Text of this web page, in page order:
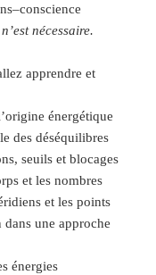
nécessaire.
apprendre et
énergétique
des déséquilibres
seuils et blocages
et les nombres
et les points
dans une approche
énergies